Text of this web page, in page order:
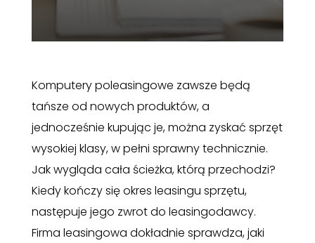
Komputery poleasingowe zawsze będą
tańsze od nowych produktów, a
jednocześnie kupując je, można zyskać sprzęt
wysokiej klasy, w pełni sprawny technicznie.
Jak wygląda cała ścieżka, którą przechodzi?
Kiedy kończy się okres leasingu sprzętu,
następuje jego zwrot do leasingodawcy.
Firma leasingowa dokładnie sprawdza, jaki